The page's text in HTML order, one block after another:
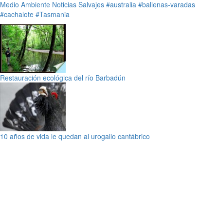
Medio Ambiente Noticias Salvajes #australia #ballenas-varadas
#cachalote #Tasmania
Restauración ecológica del río Barbadún
10 años de vida le quedan al urogallo cantábrico